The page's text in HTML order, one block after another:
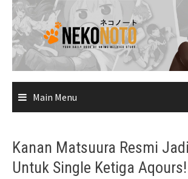
Skip
content
Main Menu
Kanan Matsuura Resmi
Untuk Single Ketiga Aqours!